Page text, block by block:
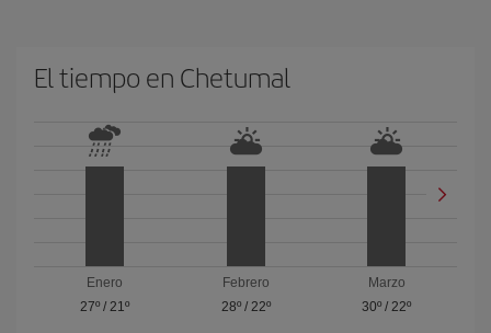
El tiempo en Chetumal
Enero
27º/ 21º
Febrero
28º/ 22º
Marzo
30º / 22º